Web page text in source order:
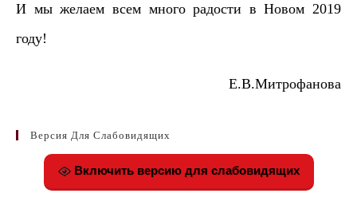
И мы желаем всем много радости в Новом 2019
году!
Е.В.Митрофанова
Версия Для Слабовидящих
Включить версию для слабовидящих